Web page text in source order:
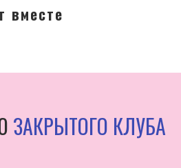
вместе
ЗАКРЫТОГО КЛУБА